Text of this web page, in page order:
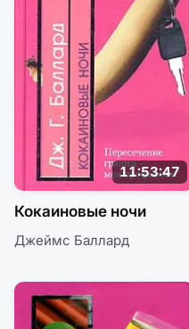
11:53:47
Кокаиновые ночи
Джеймс Баллард